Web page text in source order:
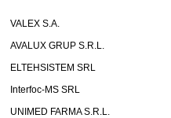
VALEX S.A.
AVALUX GRUP S.R.L.
ELTEHSISTEM SRL
Interfoc-MS SRL
UNIMED FARMA S.R.L.